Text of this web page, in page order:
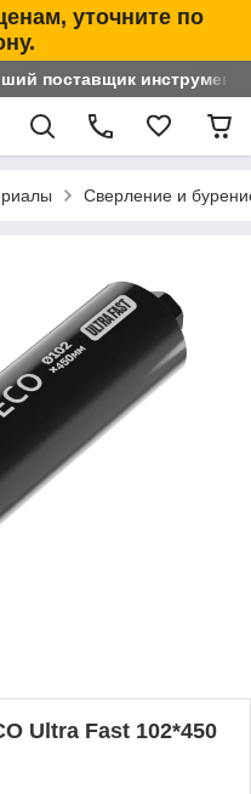
уточните по
поставщик
Сверление и
Ultra Fast 102*450